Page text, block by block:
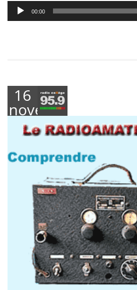
Lecteur
audio
00:00
16
novembre
2023